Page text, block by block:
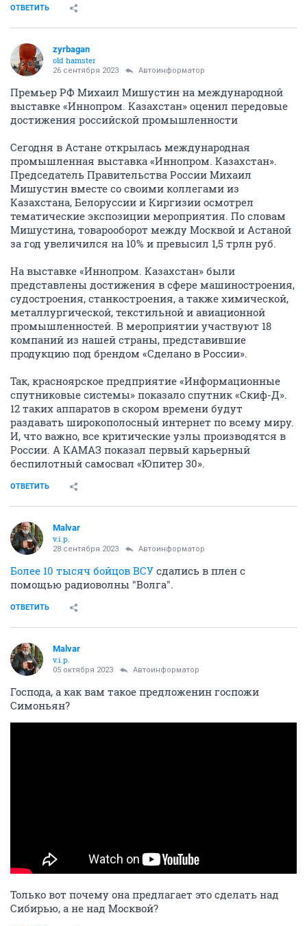
ОТВЕТИТЬ
zyrbagan
old hamster
26 сентября 2023 Автоинформатор
Премьер РФ Михаил Мишустин на международной
выставке «Иннопром. Казахстан» оценил передовые
достижения российской промышленности
Сегодня в Астане открылась международная
промышленная выставка «Иннопром. Казахстан».
Председатель Правительства России Михаил
Мишустин вместе со своими коллегами из
Казахстана, Белоруссии и Киргизии осмотрел
тематические экспозиции мероприятия. По словам
Мишустина, товарооборот между Москвой и Астаной
за год увеличился на 10% и превысил 1,5 трлн руб.
На выставке «Иннопром. Казахстан» были
представлены достижения в сфере машиностроения,
судостроения, станкостроения, а также химической,
металлургической, текстильной и авиационной
промышленностей. В мероприятии участвуют 18
компаний из нашей страны, представившие
продукцию под брендом «Сделано в России».
Так, красноярское предприятие «Информационные
спутниковые системы» показало спутник «Скиф-Д».
12 таких аппаратов в скором времени будут
раздавать широкополосный интернет по всему миру.
И, что важно, все критические узлы производятся в
России. А КАМАЗ показал первый карьерный
беспилотный самосвал «Юпитер 30».
ОТВЕТИТЬ
Malvar
v.i.p.
28 сентября 2023 Автоинформатор
Более 10 тысяч бойцов ВСУ сдались в плен с
помощью радиоволны "Волга".
ОТВЕТИТЬ
Malvar
v.i.p.
05 октября 2023 Автоинформатор
Господа, а как вам такое предложенин госпожи
Симоньян?
Только вот почему она предлагает это сделать над
Сибирью, а не над Москвой?